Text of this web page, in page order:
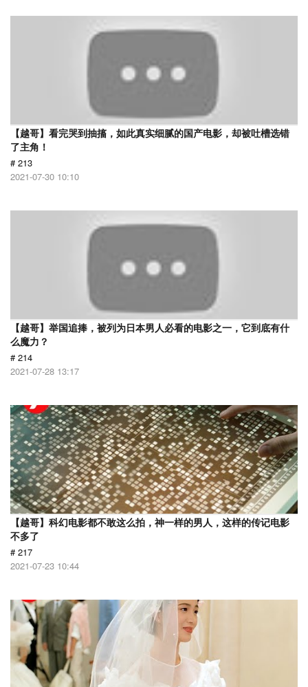
【越哥】看完哭到抽搐，如此真实细腻的国产电影，却被吐槽选错
了主角！
# 213
2021-07-30 10:10
【越哥】举国追捧，被列为日本男人必看的电影之一，它到底有什
么魔力？
# 214
2021-07-28 13:17
【越哥】科幻电影都不敢这么拍，神一样的男人，这样的传记电影
不多了
# 217
2021-07-23 10:44